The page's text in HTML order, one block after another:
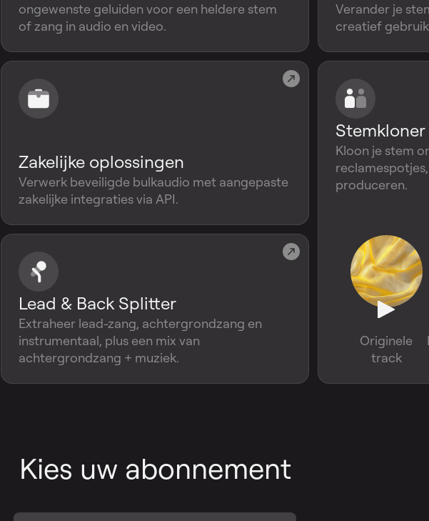
ongewenste geluiden voor een heldere stem
of zang in audio en video.
Verander je
creatief
Zakelijke oplossingen
Verwerk beveiligde bulkaudio met aangepaste
zakelijke integraties via API.
Stemkloner
Kloon je stem
produceren.
Originele
track
Lead & Back Splitter
Extraheer lead-zang, achtergrondzang en
instrumentaal, plus een mix van
achtergrondzang + muziek.
Kies uw abonnement